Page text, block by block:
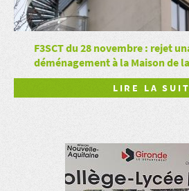
F3SCT du 28 novembre : rejet
déménagement à la Maison de
LIRE LA